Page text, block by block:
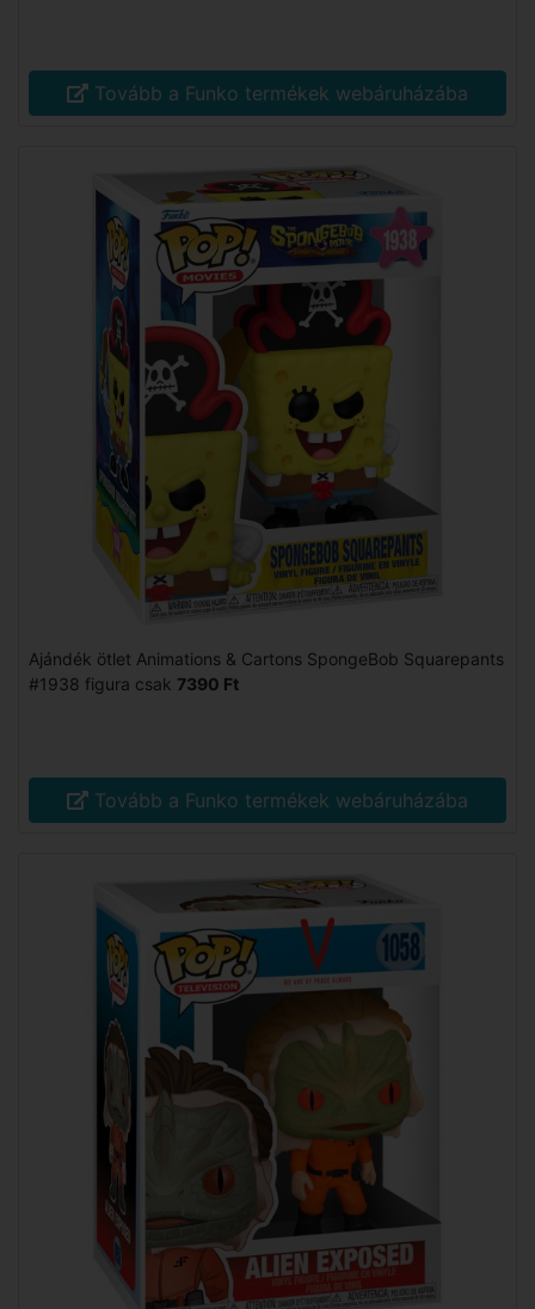
Tovább a Funko termékek webáruházába
Ajándék ötlet Animations & Cartons SpongeBob Squarepants
#1938 figura csak 7390 Ft
Tovább a Funko termékek webáruházába